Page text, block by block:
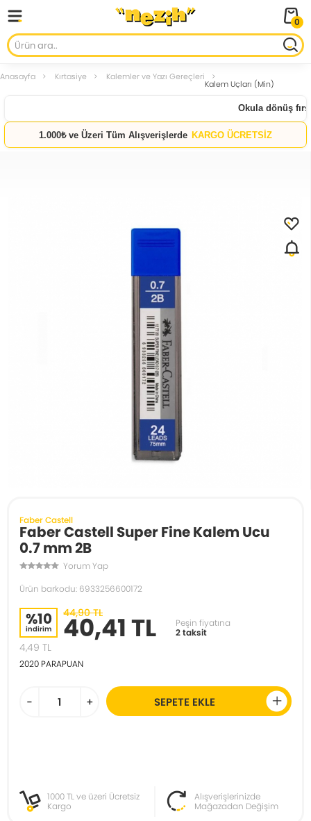
0
Anasayfa Kırtasiye Kalemler ve Yazı Gereçleri
Kalem Uçları (Min)
Okula dönüş
1.000₺ ve Üzeri Tüm Alışverişlerde KARGO ÜCRETSİZ
Faber Castell
Faber Castell Super Fine Kalem Ucu
0.7 mm 2B
Yorum Yap
Ürün barkodu: 6933256600172
%10
indirim
44,90 TL
40,41 TL
Peşin fiyatına
2 taksit
4,49 TL
2020 PARAPUAN
- + SEPETE EKLE
1000 TL ve üzeri Ücretsiz
Kargo
Alışverişlerinizde
Mağazadan Değişim